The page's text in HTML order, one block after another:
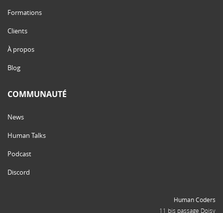
Formations
Clients
À propos
Blog
COMMUNAUTÉ
News
Human Talks
Podcast
Discord
Human Coders
11 bis passage Doisy